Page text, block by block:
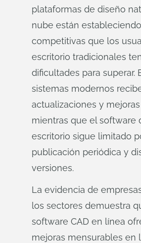
plataformas de diseño
nube están
competitivas que los
escritorio tradicionales
dificultades para superar.
sistemas modernos
actualizaciones y
mientras que el software
escritorio sigue limitado
publicación periódica y
versiones.
La evidencia de
los sectores demuestra
software CAD en línea
mejoras mensurables en